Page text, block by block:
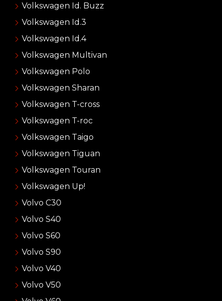
Volkswagen Id. Buzz
Volkswagen Id.3
Volkswagen Id.4
Volkswagen Multivan
Volkswagen Polo
Volkswagen Sharan
Volkswagen T-cross
Volkswagen T-roc
Volkswagen Taigo
Volkswagen Tiguan
Volkswagen Touran
Volkswagen Up!
Volvo C30
Volvo S40
Volvo S60
Volvo S90
Volvo V40
Volvo V50